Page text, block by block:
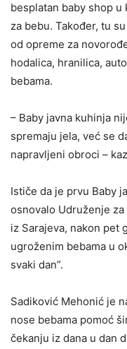
besplatan baby shop
za bebu. Također, tu
od opreme za
hodalica, hranilica,
bebama.
– Baby javna kuhinja
spremaju jela, već se
napravljeni obroci –
Ističe da je prvu Baby
osnovalo Udruženje
iz Sarajeva, nakon pet
ugroženim bebama u
svaki dan”.
Sadiković Mehonić je
nose bebama pomoć
čekanju iz dana u dan